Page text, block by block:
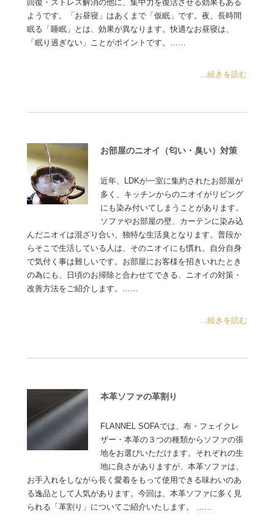
回復・ストレス解消の他に、集中力を復活させる効果もある
ようです。「お昼寝」はあくまで「仮眠」です。夜、長時間
眠る「睡眠」とは、効果が異なります。快適なお昼寝は、
「眠り過ぎない」ことがポイントです。……
...続きを読む
お部屋のニオイ（匂い・臭い）対策
近年、LDKが一室に集約されたお部屋が
多く、キッチンからのニオイがリビング
にも染み付いてしまうことがあります。
ソファやお部屋の壁、カーテンに染み込
んだニオイは混ざり合い、独特な生活臭となります。普段か
らそこで生活している人は、そのニオイにも慣れ、自分自身
で気付く事は難しいです。お部屋にお客様を招きいれたとき
の為にも、日頃のお掃除と合わせてできる、ニオイの対策・
改善方法をご紹介します。……
...続きを読む
本革ソファの革割り
FLANNEL SOFAでは、布・フェイクレ
ザー・本革の３つの種類からソファの張
地をお選びいただけます。それぞれの生
地に良さがありますが、本革ソファは、
お手入れをしながら長く愛着をもって使用できる味わいのあ
る逸品として人気があります。今回は、本革ソファに多く見
られる「革割り」についてご紹介いたします。 ……